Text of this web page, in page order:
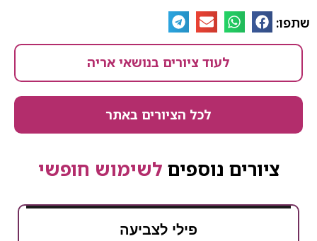
שתפו:
לעוד ציורים בנושאי אריה
לכל הציורים באתר
ציורים נוספים לשימוש חופשי
פילי לצביעה